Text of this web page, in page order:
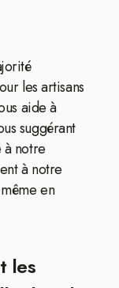
les artisans
aide à
suggérant
à notre
à notre
en
les